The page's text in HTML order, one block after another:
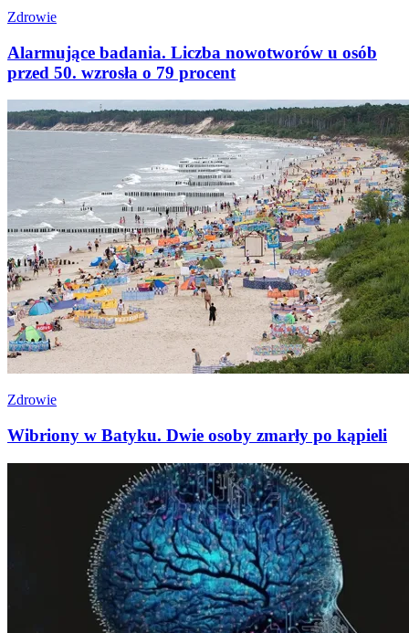
Zdrowie
Alarmujące badania. Liczba nowotworów u osób
przed 50. wzrosła o 79 procent
Zdrowie
Wibriony w Batyku. Dwie osoby zmarły po kąpieli